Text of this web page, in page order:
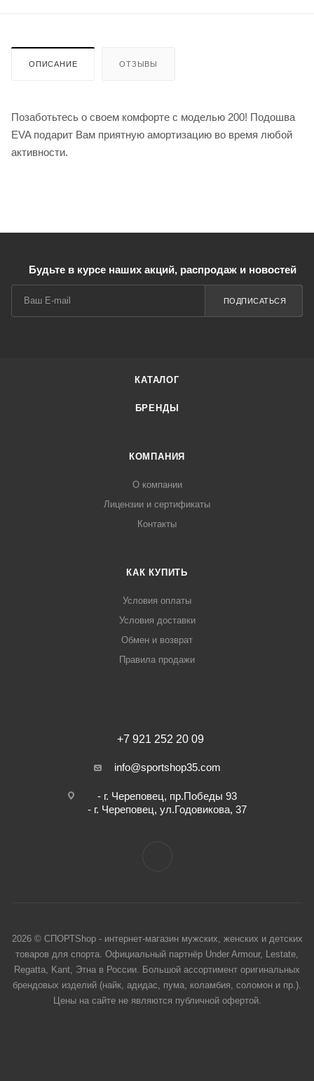
ОПИСАНИЕ ОТЗЫВЫ
Позаботьтесь о своем комфорте с моделью 200! Подошва
EVA подарит Вам приятную амортизацию во время любой
активности.
Будьте в курсе наших акций, распродаж и новостей
ПОДПИСАТЬСЯ
КАТАЛОГ
БРЕНДЫ
КОМПАНИЯ
О компании
Лицензии и сертификаты
Контакты
КАК КУПИТЬ
Условия оплаты
Условия доставки
Обмен и возврат
Правила продажи
+7 921 252 20 09
info@sportshop35.com
- г. Череповец, пр.Победы 93
- г. Череповец, ул.Годовикова, 37
2026 © СПОРТShop - интернет-магазин мужских, женских и детских
товаров для спорта. Официальный партнёр Under Armour, Lestate,
Regatta, Kant, Этна в России. Большой ассортимент оригинальных
брендовых изделий (найк, адидас, пума, коламбия, соломон и пр.).
Цены на сайте не являются публичной офертой.